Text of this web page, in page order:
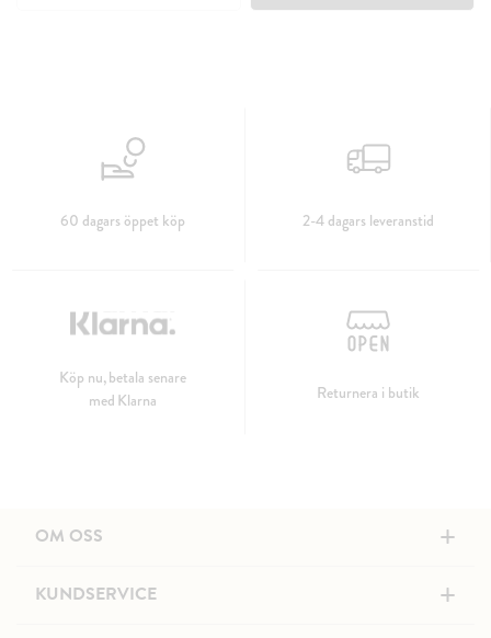
60 dagars öppet köp 2-4 dagars leveranstid
Köp nu, betala senare
med Klarna
Returnera i butik
OM OSS +
KUNDSERVICE +